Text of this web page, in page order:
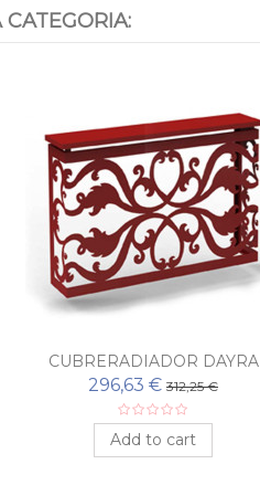
CUBRERADIADOR DAYRA
296,63 € 312,25 €
Add to cart